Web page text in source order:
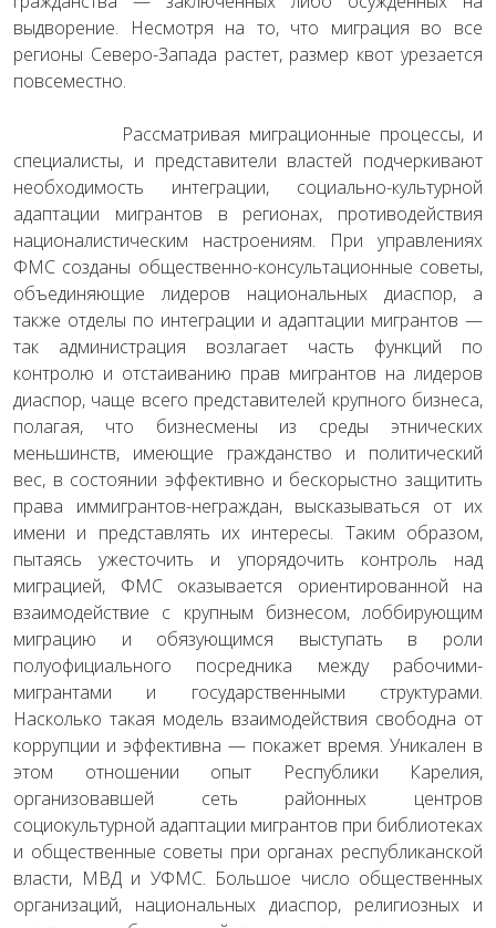
выдворение. Несмотря на то, что миграция во все
регионы Северо-Запада растет, размер квот урезается
повсеместно.
Рассматривая миграционные процессы, и
специалисты, и представители властей подчеркивают
необходимость интеграции, социально-культурной
адаптации мигрантов в регионах, противодействия
националистическим настроениям. При управлениях
ФМС созданы общественно-консультационные советы,
объединяющие лидеров национальных диаспор, а
также отделы по интеграции и адаптации мигрантов —
так администрация возлагает часть функций по
контролю и отстаиванию прав мигрантов на лидеров
диаспор, чаще всего представителей крупного бизнеса,
полагая, что бизнесмены из среды этнических
меньшинств, имеющие гражданство и политический
вес, в состоянии эффективно и бескорыстно защитить
права иммигрантов-неграждан, высказываться от их
имени и представлять их интересы. Таким образом,
пытаясь ужесточить и упорядочить контроль над
миграцией, ФМС оказывается ориентированной на
взаимодействие с крупным бизнесом, лоббирующим
миграцию и обязующимся выступать в роли
полуофициального посредника между рабочими-
мигрантами и государственными структурами.
Насколько такая модель взаимодействия свободна от
коррупции и эффективна — покажет время. Уникален в
этом отношении опыт Республики Карелия,
организовавшей сеть районных центров
социокультурной адаптации мигрантов при библиотеках
и общественные советы при органах республиканской
власти, МВД и УФМС. Большое число общественных
организаций, национальных диаспор, религиозных и